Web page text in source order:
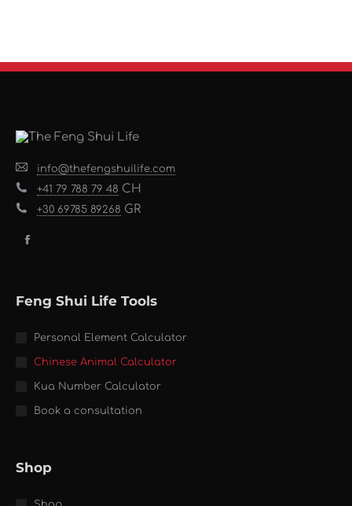
info@thefengshuilife.com
+41 79 788 79 48 CH
+30 69785 89268 GR
Find us on:
Facebook
in
new
Feng Shui Life Tools
Personal Element Calculator
Chinese Animal Calculator
Kua Number Calculator
Book a consultation
Shop